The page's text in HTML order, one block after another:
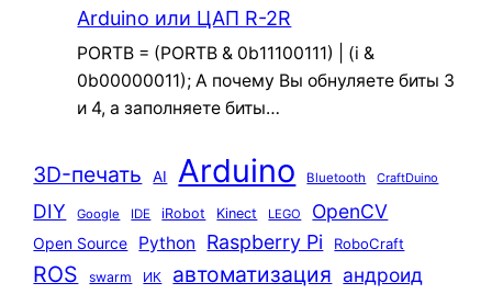
Arduino или ЦАП R-2R
PORTB = (PORTB & 0b11100111) | (i &
0b00000011); А почему Вы обнуляете биты 3
и 4, а заполняете биты…
3D-печать AI Arduino Bluetooth CraftDuino
DIY Google IDE iRobot Kinect LEGO OpenCV
Open Source Python Raspberry Pi RoboCraft
ROS swarm ИК автоматизация андроид